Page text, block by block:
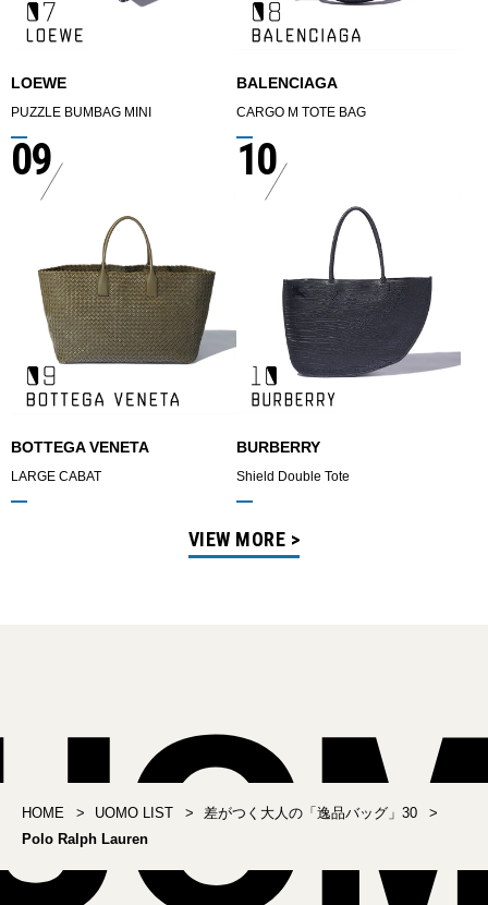
LOEWE
PUZZLE BUMBAG MINI
BALENCIAGA
CARGO M TOTE BAG
09
BOTTEGA VENETA
LARGE CABAT
10
BURBERRY
Shield Double Tote
VIEW MORE >
HOME UOMO LIST
差がつく大人の「逸品バッグ」30
Polo Ralph Lauren